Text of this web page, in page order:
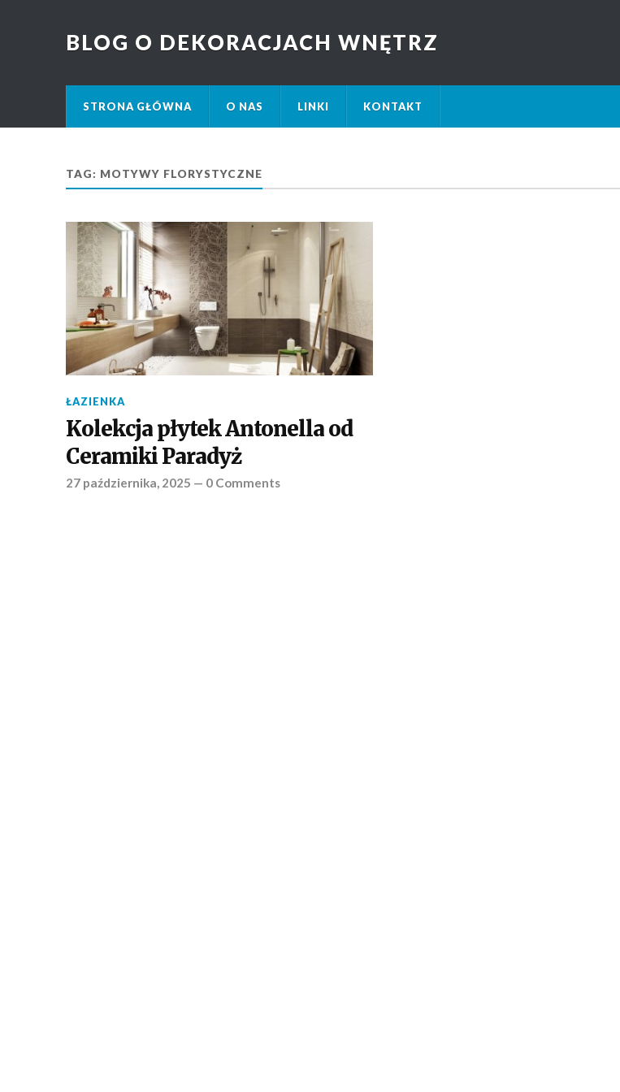
BLOG O DEKORACJACH WNĘTRZ
STRONA GŁÓWNA O NAS LINKI KONTAKT
TAG: MOTYWY FLORYSTYCZNE
ŁAZIENKA
Kolekcja płytek Antonella od
Ceramiki Paradyż
27 października, 2025 — 0 Comments